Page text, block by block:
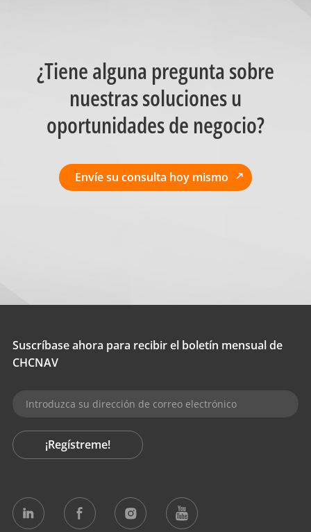
¿Tiene alguna pregunta sobre
nuestras soluciones u
oportunidades de negocio?
Envíe su consulta hoy mismo
Suscríbase ahora para recibir el boletín mensual de
CHCNAV
¡Regístreme!